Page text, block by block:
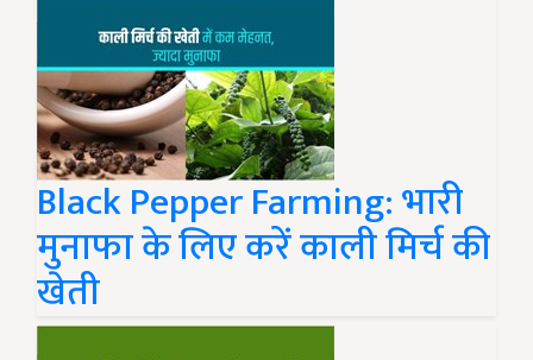
Black Pepper Farming: भारी
मुनाफा के लिए करें काली मिर्च की
खेती